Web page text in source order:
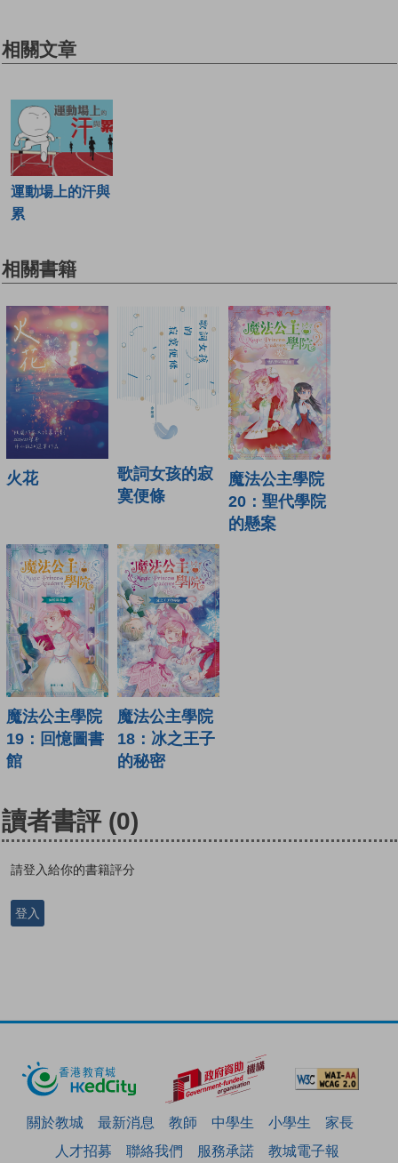
相關文章
運動場上的汗與
累
相關書籍
火花
歌詞女孩的寂
寞便條
魔法公主學院
20：聖代學院
的懸案
魔法公主學院
19：回憶圖書
館
魔法公主學院
18：冰之王子
的秘密
讀者書評 (0)
請登入給你的書籍評分
登入
關於教城 最新消息 教師 中學生 小學生
家長
人才招募
聯絡我們 服務承諾 教城電子報